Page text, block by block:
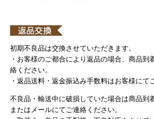
初期不良品は交換させていただきます。
・お客様のご都合により返品の場合、商品到
絡ください。
・返品送料・返金振込み手数料はお客様にて
不良品・輸送中に破損していた場合は商品到
またはメールにてご連絡ください。